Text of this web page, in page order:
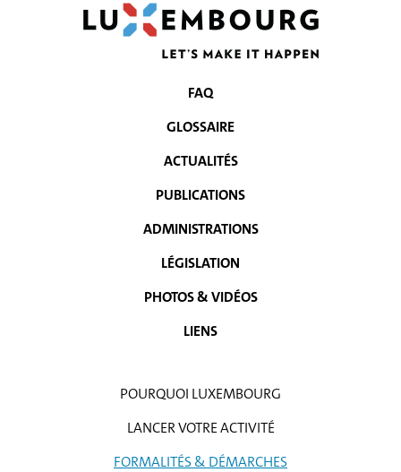
NAVIGATION
POURQUOI LUXEMBOURG
LANCER VOTRE ACTIVITÉ
FORMALITÉS & DÉMARCHES
FAQ
GLOSSAIRE
ACTUALITÉS
PUBLICATIONS
ADMINISTRATIONS
LÉGISLATION
PHOTOS & VIDÉOS
LIENS